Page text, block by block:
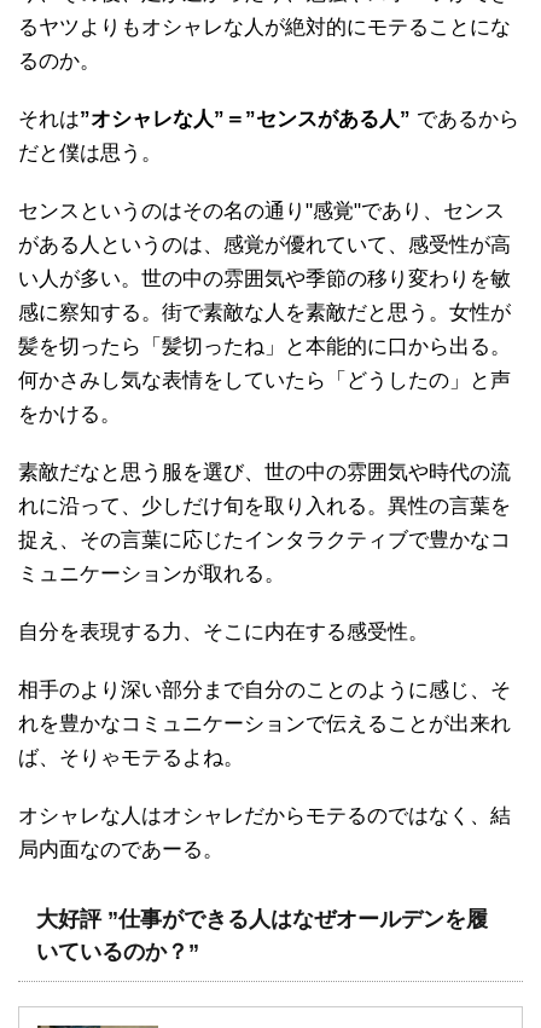
るヤツよりもオシャレな人が絶対的にモテることにな
るのか。
それは”オシャレな人”＝”センスがある人” であるから
だと僕は思う。
センスというのはその名の通り"感覚"であり、センス
がある人というのは、感覚が優れていて、感受性が高
い人が多い。世の中の雰囲気や季節の移り変わりを敏
感に察知する。街で素敵な人を素敵だと思う。女性が
髪を切ったら「髪切ったね」と本能的に口から出る。
何かさみし気な表情をしていたら「どうしたの」と声
をかける。
素敵だなと思う服を選び、世の中の雰囲気や時代の流
れに沿って、少しだけ旬を取り入れる。異性の言葉を
捉え、その言葉に応じたインタラクティブで豊かなコ
ミュニケーションが取れる。
自分を表現する力、そこに内在する感受性。
相手のより深い部分まで自分のことのように感じ、そ
れを豊かなコミュニケーションで伝えることが出来れ
ば、そりゃモテるよね。
オシャレな人はオシャレだからモテるのではなく、結
局内面なのであーる。
大好評 ”仕事ができる人はなぜオールデンを履
いているのか？ ”